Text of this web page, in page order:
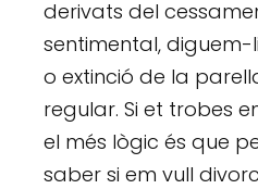
derivats del
sentimental,
o extinció de la
regular. Si et trobes
el més lògic és que
saber si em vull